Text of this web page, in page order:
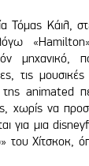
Τόμας Κάιλ,
μηχανικό,
τις
της animated
να
για μια
Χίτσκοκ,